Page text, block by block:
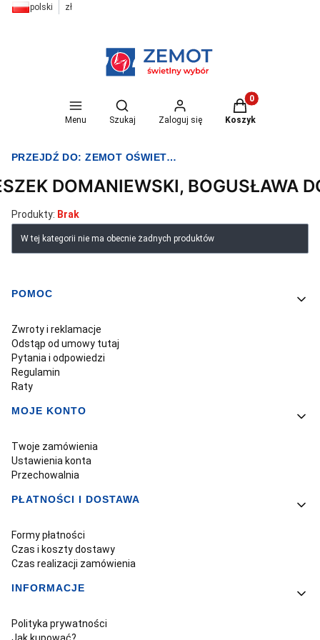
polski zł
Menu
Otwórz wyszukiwarkę
Szukaj Zaloguj się
Produkty w
Koszyk
PRZEJDŹ DO:ZEMOT OŚWIETLENIE I ELEKTRYKA
DOMANIEWSKI, BOGUSŁAWA
Produkty: Brak
Lista produktów
W tej kategorii nie ma obecnie żadnych produktów
Linki w stopce
POMOC
Zwroty i reklamacje
Odstąp od umowy tutaj
Pytania i odpowiedzi
Regulamin
Raty
MOJE KONTO
Twoje zamówienia
Ustawienia konta
Przechowalnia
PŁATNOŚCI I DOSTAWA
Formy płatności
Czas i koszty dostawy
Czas realizacji zamówienia
INFORMACJE
Polityka prywatności